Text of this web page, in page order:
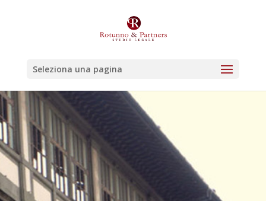
Seleziona una pagina